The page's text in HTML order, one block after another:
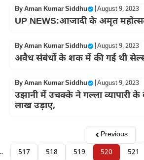
ByAman Kumar Siddhu August 9, 2023
UP NEWS:आजादी के अमृत
ByAman Kumar Siddhu August 9, 2023
अवैध संबंधों के शक में की गई थी
ByAman Kumar Siddhu August 9, 2023
उझानी में उचक्के ने गल्ला व्यापारी
लाख उड़ाए,
Previous
517 518 519 520 521